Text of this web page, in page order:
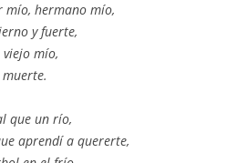
mío, hermano mío,
y fuerte,
mío,
que un río,
aprendí a quererte,